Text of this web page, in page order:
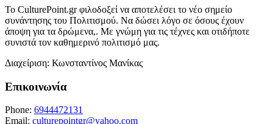
Το CulturePoint.gr φιλοδοξεί να αποτελέσει το νέο σημείο
συνάντησης του Πολιτισμού. Να δώσει λόγο σε όσους έχουν
άποψη για τα δρώμενα,. Με γνώμη για τις τέχνες και οτιδήποτε
συνιστά τον καθημερινό πολιτισμό μας.
Διαχείριση: Κωνσταντίνος Μανίκας
Επικοινωνία
Phone: 6944472131
Email: culturepointgr@yahoo.com